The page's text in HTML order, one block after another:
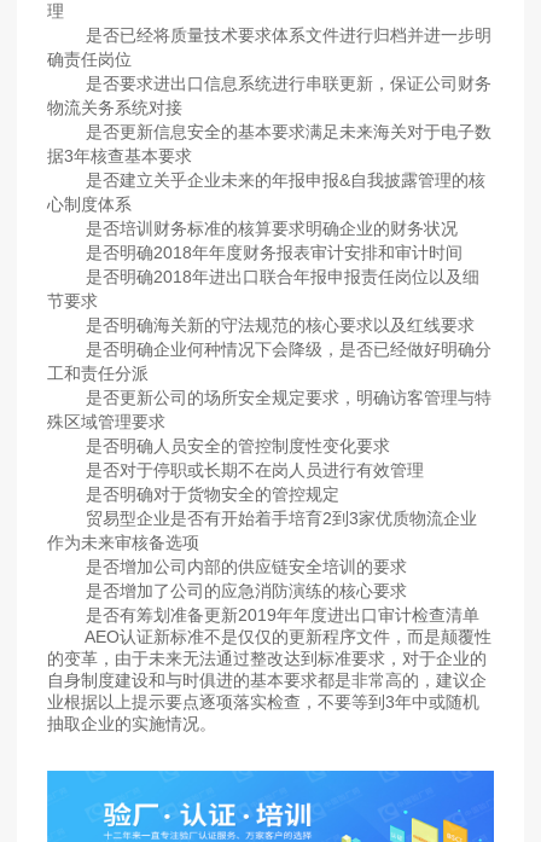
理
是否已经将质量技术要求体系文件进行归档并进一步明
确责任岗位
是否要求进出口信息系统进行串联更新，保证公司财务
物流关务系统对接
是否更新信息安全的基本要求满足未来海关对于电子数
据3年核查基本要求
是否建立关乎企业未来的年报申报&自我披露管理的核
心制度体系
是否培训财务标准的核算要求明确企业的财务状况
是否明确2018年年度财务报表审计安排和审计时间
是否明确2018年进出口联合年报申报责任岗位以及细
节要求
是否明确海关新的守法规范的核心要求以及红线要求
是否明确企业何种情况下会降级，是否已经做好明确分
工和责任分派
是否更新公司的场所安全规定要求，明确访客管理与特
殊区域管理要求
是否明确人员安全的管控制度性变化要求
是否对于停职或长期不在岗人员进行有效管理
是否明确对于货物安全的管控规定
贸易型企业是否有开始着手培育2到3家优质物流企业
作为未来审核备选项
是否增加公司内部的供应链安全培训的要求
是否增加了公司的应急消防演练的核心要求
是否有筹划准备更新2019年年度进出口审计检查清单
AEO认证新标准不是仅仅的更新程序文件，而是颠覆性
的变革，由于未来无法通过整改达到标准要求，对于企业的
自身制度建设和与时俱进的基本要求都是非常高的，建议企
业根据以上提示要点逐项落实检查，不要等到3年中或随机
抽取企业的实施情况。